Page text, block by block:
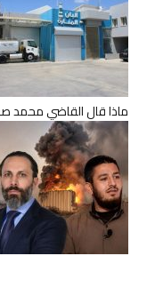
ماذا قال القاضي محمد